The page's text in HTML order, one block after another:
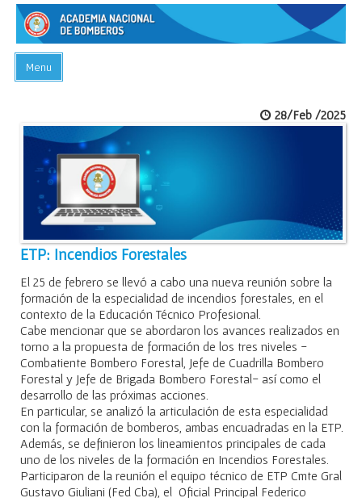
Menu
ACADEMIA
PREGUNTAS FRECUENTES
BIBLIOTECA
EVENTOS
CONTACTO
28/Feb /2025
ETP: Incendios Forestales
El 25 de febrero se llevó a cabo una nueva reunión sobre la
formación de la especialidad de incendios forestales, en el
contexto de la Educación Técnico Profesional.
Cabe mencionar que se abordaron los avances realizados en
torno a la propuesta de formación de los tres niveles -
Combatiente Bombero Forestal, Jefe de Cuadrilla Bombero
Forestal y Jefe de Brigada Bombero Forestal- así como el
desarrollo de las próximas acciones.
En particular, se analizó la articulación de esta especialidad
con la formación de bomberos, ambas encuadradas en la ETP.
Además, se definieron los lineamientos principales de cada
uno de los niveles de la formación en Incendios Forestales.
Participaron de la reunión el equipo técnico de ETP Cmte Gral
Gustavo Giuliani (Fed Cba), el Oficial Principal Federico